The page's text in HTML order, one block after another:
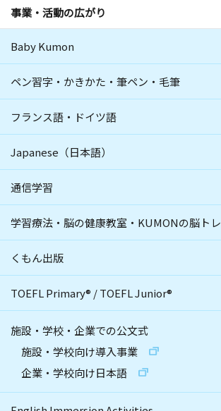
事業・活動の広がり
Baby Kumon
ペン習字・かきかた・筆ペン・毛筆
フランス語・ドイツ語
Japanese（日本語）
通信学習
学習療法・脳の健康教室・KUMONの脳トレ
くもん出版
TOEFL Primary® /TOEFL Junior®
施設・学校・企業での公文式
施設・学校向け導入事業
企業・学校向け日本語